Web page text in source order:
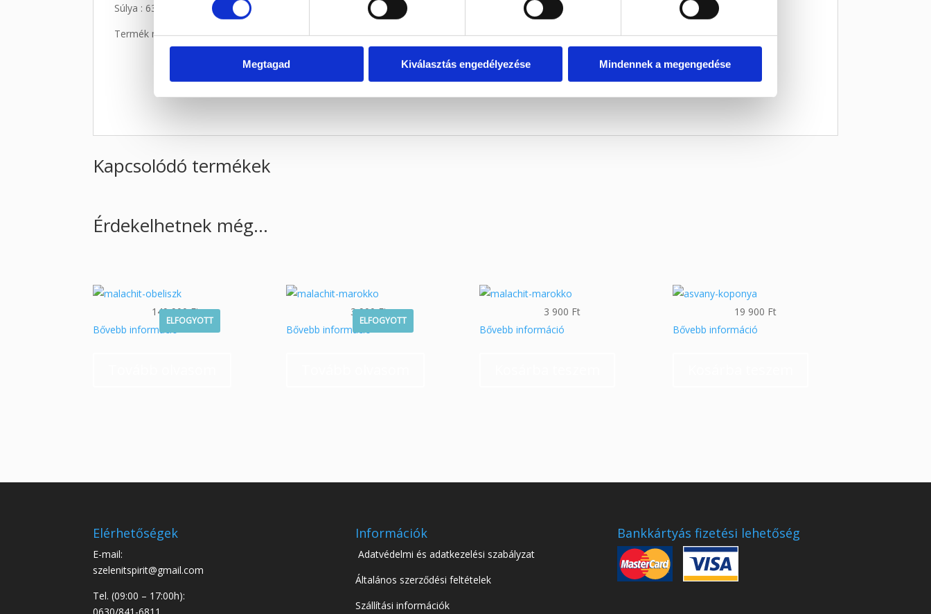
Megtagad Kiválasztás engedélyezése Mindennek a megengedése
Súlya : 638 g.
Termék megtekinthető videón Instagram oldalunkon.
Kapcsolódó termékek
Érdekelhetnek még…
ELFOGYOTT
149 900Ft
Bővebb információ
ELFOGYOTT
3 900Ft
Bővebb információ
3 900 Ft
Bővebb információ
19 900 Ft
Bővebb információ
Elérhetőségek
E-mail:
szelenitspirit@gmail.com
Tel. (09:00 – 17:00h):
Információk
Adatvédelmi és adatkezelési szabályzat
Általános szerződési feltételek
Szállítási információk
Bankkártyás fizetési lehetőség